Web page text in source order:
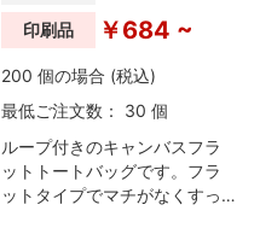
印刷品 ￥684 ~
200 個の場合 (税込)
最低ご注文数： 30 個
ループ付きのキャンバスフラ
ットトートバッグです。フラ
ットタイプでマチがなくすっ